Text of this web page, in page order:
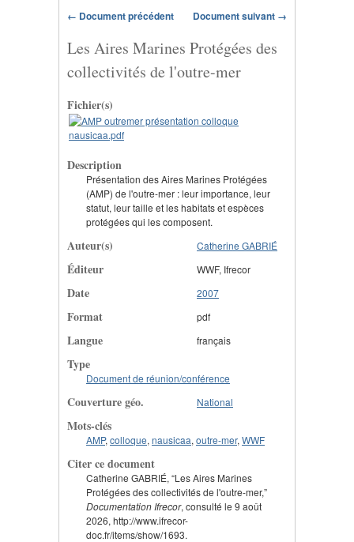
← Document précédent Document suivant →
Les Aires Marines Protégées des
collectivités de l'outre-mer
Fichier(s)
Description
Présentation des Aires Marines Protégées
(AMP) de l'outre-mer : leur importance, leur
statut, leur taille et les habitats et espèces
protégées qui les composent.
Auteur(s) Catherine GABRIÉ
Éditeur WWF, Ifrecor
Date 2007
Format pdf
Langue français
Type
Document de réunion/conférence
Couverture géo. National
Mots-clés
AMP, colloque, nausicaa, outre-mer, WWF
Citer ce document
Catherine GABRIÉ, “Les Aires Marines
Protégées des collectivités de l'outre-mer,”
Documentation Ifrecor, consulté le 9 août
2026, http://www.ifrecor-
doc.fr/items/show/1693.